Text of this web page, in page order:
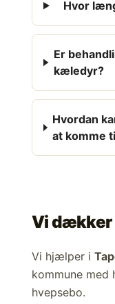
Hvor
Er
kæledyr?
Hvordan
at komme
Vi dækker
Vi hjælper i
kommune
hvepsebo.